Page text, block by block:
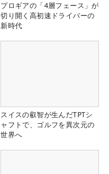
プロギアの「4層フェース」が
切り開く高初速ドライバーの
新時代
スイスの叡智が生んだTPTシ
ャフトで、ゴルフを異次元の
世界へ